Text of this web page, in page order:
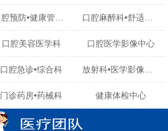
口腔麻醉科•舒适化诊疗中心
口腔美容医学科 口腔医学影像中心
口腔急诊•综合科
门诊药房•药械科 健康体检中心